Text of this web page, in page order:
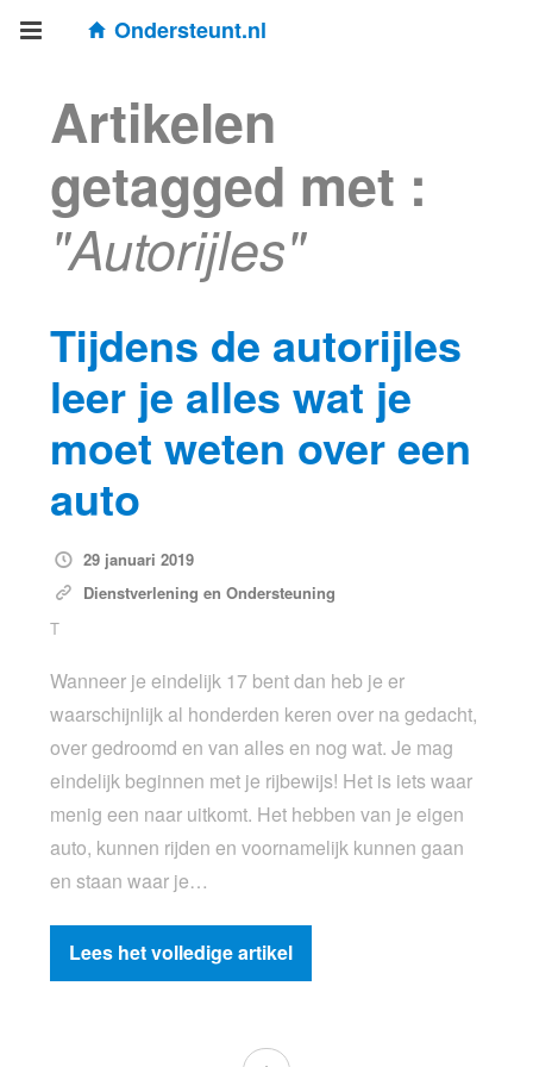
Ondersteunt.nl
Artikelen
getagged met :
"Autorijles"
Tijdens de autorijles
leer je alles wat je
moet weten over een
auto
29 januari 2019
Dienstverlening en Ondersteuning
T
Wanneer je eindelijk 17 bent dan heb je er
waarschijnlijk al honderden keren over na gedacht,
over gedroomd en van alles en nog wat. Je mag
eindelijk beginnen met je rijbewijs! Het is iets waar
menig een naar uitkomt. Het hebben van je eigen
auto, kunnen rijden en voornamelijk kunnen gaan
en staan waar je…
Lees het volledige artikel